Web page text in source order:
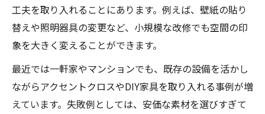
工夫を取り入れることにあります。例えば、壁紙の貼り
替えや照明器具の変更など、小規模な改修でも空間の印
象を大きく変えることができます。
最近では一軒家やマンションでも、既存の設備を活かし
ながらアクセントクロスやDIY家具を取り入れる事例が増
えています。失敗例としては、安価な素材を選びすぎて